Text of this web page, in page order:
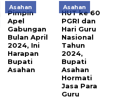
Asahan
Pimpin
Apel
Gabungan
Bulan April
2024, Ini
Harapan
Bupati
Asahan
Asahan
HUT ke 60
PGRI dan
Hari Guru
Nasional
Tahun
2024,
Bupati
Asahan
Hormati
Jasa Para
Guru